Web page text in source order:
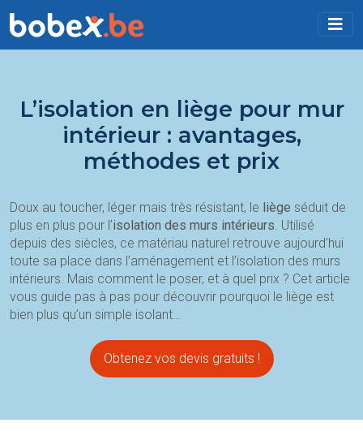
L’isolation en liège pour mur
intérieur : avantages,
méthodes et prix
Doux au toucher, léger mais très résistant, le liège séduit de
plus en plus pour l’isolation des murs intérieurs . Utilisé
depuis des siècles, ce matériau naturel retrouve aujourd’hui
toute sa place dans l’aménagement et l’isolation des murs
intérieurs. Mais comment le poser, et à quel prix ? Cet article
vous guide pas à pas pour découvrir pourquoi le liège est
bien plus qu’un simple isolant…
Obtenez vos devis gratuits !